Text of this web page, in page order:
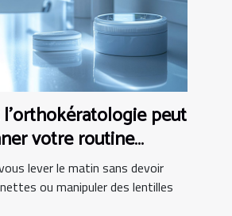
peut
votre routine
lever le matin sans devoir
ou manipuler des lentilles